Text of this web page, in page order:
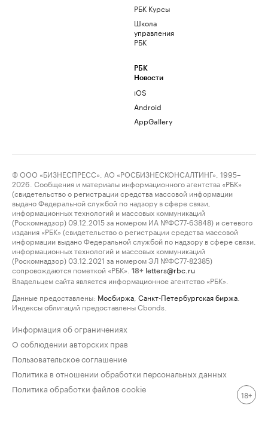
РБК Курсы
Школа
управления
РБК
РБК
Новости
iOS
Android
AppGallery
© ООО «БИЗНЕСПРЕСС», АО «РОСБИЗНЕСКОНСАЛТИНГ», 1995–
2026. Сообщения и материалы информационного агентства «РБК»
(свидетельство о регистрации средства массовой информации
выдано Федеральной службой по надзору в сфере связи,
информационных технологий и массовых коммуникаций
(Роскомнадзор) 09.12.2015 за номером ИА №ФС77-63848) и сетевого
издания «РБК» (свидетельство о регистрации средства массовой
информации выдано Федеральной службой по надзору в сфере связи,
информационных технологий и массовых коммуникаций
(Роскомнадзор) 03.12.2021 за номером ЭЛ №ФС77-82385)
сопровождаются пометкой «РБК».
18+ letters@rbc.ru
Владельцем сайта является информационное агентство «РБК».
Данные предоставлены: Мосбиржа Санкт-Петербургская биржа
Индексы облигаций предоставлены Cbonds.
Информация об ограничениях
О соблюдении авторских прав
Пользовательское соглашение
Политика в отношении обработки персональных данных
Политика обработки файлов cookie
18+